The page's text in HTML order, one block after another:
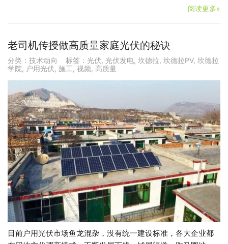
阅读更多»
老司机传授做高质量家庭光伏的秘诀
分类： 技术动向 标签： 光伏, 光伏发电, 坎德拉, 坎德拉PV, 坎德拉
学院, 户用光伏, 施工, 视频, 高质量
目前户用光伏市场鱼龙混杂，没有统一建设标准，各大企业都